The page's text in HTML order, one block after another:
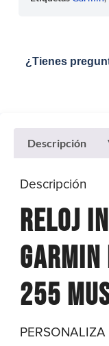
¿Tienes
Descripción
Descripción
Reloj
255